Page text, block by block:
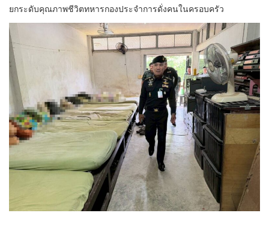
ยกระดับคุณภาพชีวิตทหารกองประจำการดั่งคนในครอบครัว